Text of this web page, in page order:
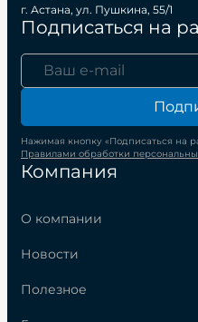
Компания
О компании
Новости
Полезное
г. Астана, ул. Пушкина, 55/1
Подписаться на
Нажимая кнопку «Подписаться на
Правилами обработки